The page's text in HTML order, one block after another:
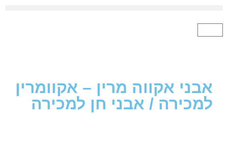
אקווה מרין – אקוומרין
/אבני חן למכירה